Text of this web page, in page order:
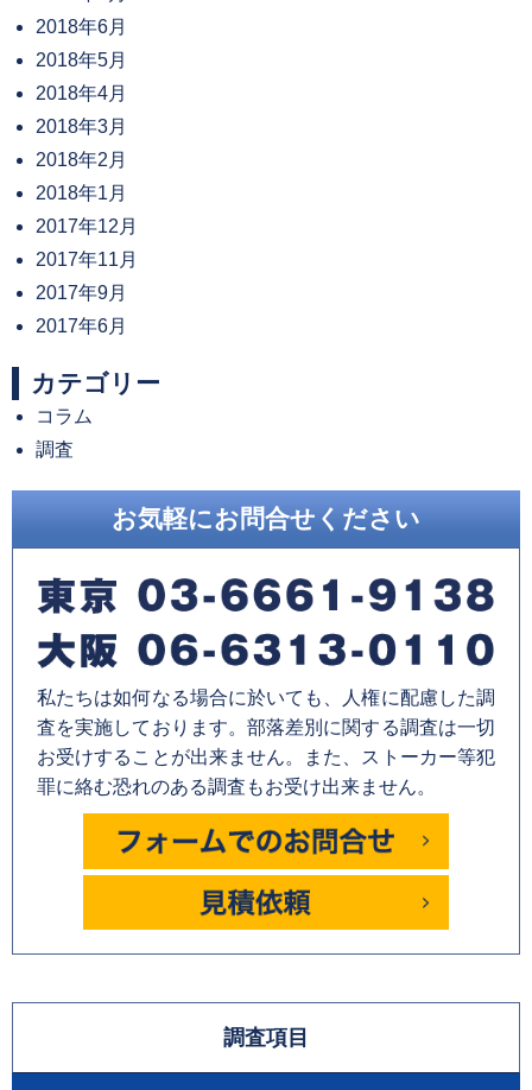
2018年6月
2018年5月
2018年4月
2018年3月
2018年2月
2018年1月
2017年12月
2017年11月
2017年9月
2017年6月
カテゴリー
コラム
調査
お気軽にお問合せください
私たちは如何なる場合に於いても、人権に配慮した調
査を実施しております。部落差別に関する調査は一切
お受けすることが出来ません。また、ストーカー等犯
罪に絡む恐れのある調査もお受け出来ません。
調査項目